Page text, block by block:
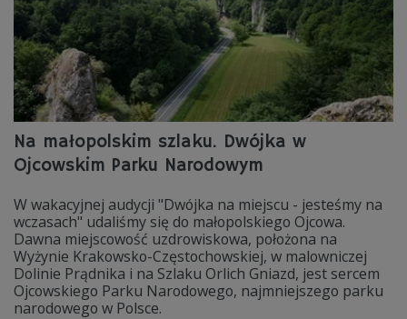
Na małopolskim szlaku. Dwójka w
Ojcowskim Parku Narodowym
W wakacyjnej audycji "Dwójka na miejscu - jesteśmy na
wczasach" udaliśmy się do małopolskiego Ojcowa.
Dawna miejscowość uzdrowiskowa, położona na
Wyżynie Krakowsko-Częstochowskiej, w malowniczej
Dolinie Prądnika i na Szlaku Orlich Gniazd, jest sercem
Ojcowskiego Parku Narodowego, najmniejszego parku
narodowego w Polsce.